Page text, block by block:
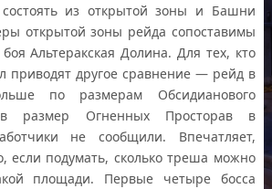
из открытой зоны и Башни
открытой зоны рейда сопоставимы
Альтеракская Долина. Для тех, кто
приводят другое сравнение — рейд в
по размерам Обсидианового
размер Огненных Просторав в
не сообщили. Впечатляет,
если подумать, сколько треша можно
площади. Первые четыре босса